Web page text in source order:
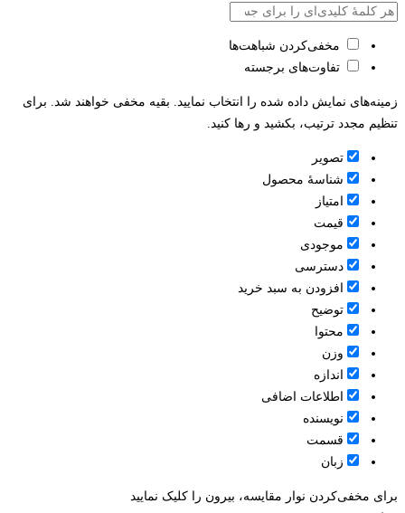
مخفی‌کردن شباهت‌ها
تفاوت‌های برجسته
زمینه‌های نمایش داده شده را انتخاب نمایید. بقیه مخفی خواهند شد. برای
تنظیم مجدد ترتیب، بکشید و رها کنید.
تصویر
شناسۀ محصول
امتیاز
قيمت
موجودی
دسترسی
افزودن به سبد خرید
توضیح
محتوا
وزن
اندازه
اطلاعات اضافی
نویسنده
قسمت
زبان
برای مخفی‌کردن نوار مقایسه، بیرون را کلیک نمایید